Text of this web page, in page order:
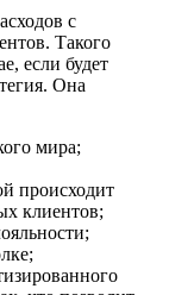
с
Такого
если будет
Она
мира;
происходит
клиентов;